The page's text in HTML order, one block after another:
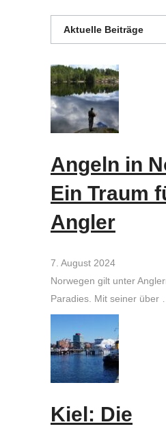
Aktuelle Beiträge
Angeln in
Ein Traum
Angler
7. August 2024
Norwegen gilt unter
Paradies. Mit seiner über
Kiel: Die